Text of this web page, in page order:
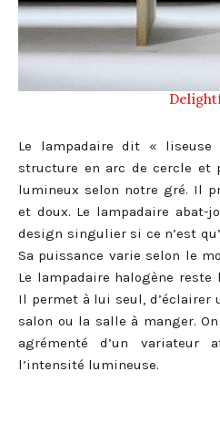
Le lampadaire dit « liseuse
structure en arc de cercle et
lumineux selon notre gré. Il
et doux. Le lampadaire abat-
design singulier si ce n’est
Sa puissance varie selon le
Le lampadaire halogène
Il permet à lui seul, d’éclairer
salon ou la salle à manger.
agrémenté d’un variateur
l’intensité lumineuse.